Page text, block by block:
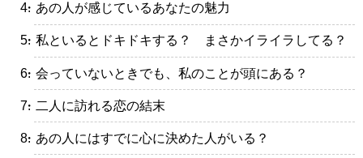
・あの人が感じているあなたの魅力
・私といるとドキドキする？ まさかイライラしてる？
・会っていないときでも、私のことが頭にある？
・二人に訪れる恋の結末
・あの人にはすでに心に決めた人がいる？